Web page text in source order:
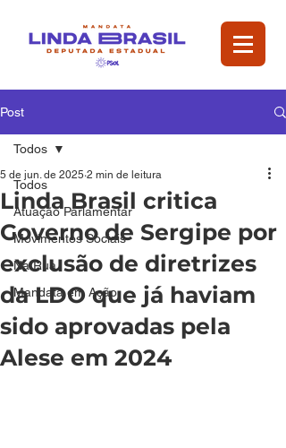
Post
Todos
Atuação Parlamentar
Movimentos Sociais
Na Rua
Mandata em Ação
Todos
Linda Brasil critica
Governo de Sergipe por
exclusão de diretrizes
da LDO que já haviam
sido aprovadas pela
Alese em 2024
5 de jun. de 2025 2 min de leitura